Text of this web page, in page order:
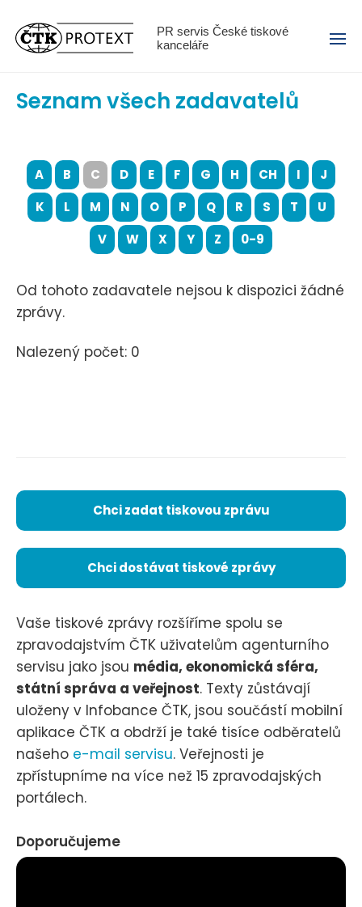
PR servis České tiskové
kanceláře
Menu
Seznam všech zadavatelů
A B C D E F G H CH I
J
K
L M N O P Q R S T
U
V
W X Y Z 0-9
Od tohoto zadavatele nejsou k dispozici žádné
zprávy.
Nalezený počet: 0
Chci zadat tiskovou zprávu
Chci dostávat tiskové zprávy
Vaše tiskové zprávy rozšíříme spolu se
zpravodajstvím ČTK uživatelům agenturního
servisu jako jsou média, ekonomická sféra,
státní správa a veřejnost. Texty zůstávají
uloženy v Infobance ČTK, jsou součástí mobilní
aplikace ČTK a obdrží je také tisíce odběratelů
našeho e-mail servisu. Veřejnosti je
zpřístupníme na více než 15 zpravodajských
portálech.
Doporučujeme